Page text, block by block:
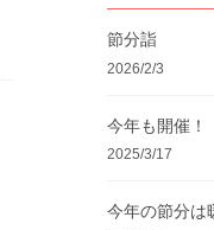
節分詣
2026/2/3
今年も開催！
2025/3/17
今年の節分は